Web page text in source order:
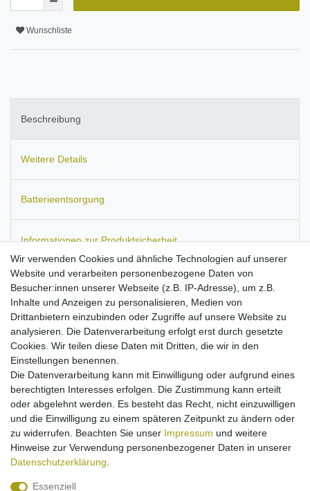
Wunschliste
Beschreibung
Weitere Details
Batterieentsorgung
Informationen zur Produktsicherheit
Passend für:Philips 655.Maße:ca. 44 x 36 x 5 mm.
600 mAh.
Stärkster erwerbbarer Akku dieser Modelle
Ausgestattet mit Qualitätszellen
geprüfte PolarCell-Qualitätsakkus
Kein Billigakku, sondern streng kontrollierte Markenware
nach allen EU-Normen
Überlade-, Hitze- und Kurzschlussschutz
Ladbar mit Originalnetzteil
High-End Li-Ion Technologie: hohe Kapazität ohne
Memory-Effekt
Wir verwenden Cookies und ähnliche Technologien auf unserer
Website und verarbeiten personenbezogene Daten von
Besucher:innen unserer Webseite (z.B. IP-Adresse), um z.B.
Inhalte und Anzeigen zu personalisieren, Medien von
Drittanbietern einzubinden oder Zugriffe auf unsere Website zu
analysieren. Die Datenverarbeitung erfolgt erst durch gesetzte
Cookies. Wir teilen diese Daten mit Dritten, die wir in den
Einstellungen benennen.
Die Datenverarbeitung kann mit Einwilligung oder aufgrund eines
berechtigten Interesses erfolgen. Die Zustimmung kann erteilt
oder abgelehnt werden. Es besteht das Recht, nicht einzuwilligen
und die Einwilligung zu einem späteren Zeitpunkt zu ändern oder
zu widerrufen. Beachten Sie unser Impressum und weitere
Hinweise zur Verwendung personenbezogener Daten in unserer
Daten­schutz­erklärung
Essenziell